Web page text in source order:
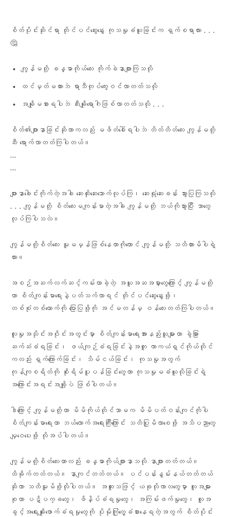
စိတ်ပိုင်းဆိုင်ရာ တိုင်ပင်ဆွေးနွေး ကုသမှုခံယူခြင်းက ရှက်စရာလား . . .
🤔
ကျွန်မတို့ ခန္ဓာကိုယ်လေး ကိုက်ခဲနာဖျားကြသလို
ထင်မှတ်မထားဘဲ ရာသီတုပ်‌ကွေးဝင်လာတတ်သလို
အချိုမစားရပါဘဲ ဆီးချိုရောဂါဖြစ်လာတတ်သလို . . .
စိတ်၏ဖျားနာခြင်းဆိုတာကလည်း မဖိတ်ခေါ်ရပါဘဲ တိတ်တိတ်လေး ကျွန်မတို့
ဆီ ရောက်လာတတ်ကြပါတယ်။
…
…
ဖျားနာခေါင်းကိုက်တဲ့အခါ ဆေးထိုးဆေးသောက်လုပ်ကြ၊ ဆေးရုံဆေးခန်း သွားပြကြသလို
. . . ကျွန်မတို့ စိတ်လေးမကျန်းမာတဲ့အခါ ကျွန်မတို့ ဘယ်ကိုသွားပြီး ဘာတွေ
လုပ်ကြပါသလဲ။
ကျွန်မတို့စိတ်လေး မူမမှန်ဖြစ်နေတာ‌ကိုတောင် ကျွန်မတို့ သတိထားမိပါရဲ့
လား။
အစဉ်အဆက်လက်ဆင့်ကမ်းလာခဲ့တဲ့ အယူအဆအမှားတွေကြောင့် ကျွန်မတို့
ဟာ စိတ်ကျန်းမာရေးနဲ့ပတ်သက်လာရင် တိုင်ပင်ဆွေးနွေးဖို့၊
တစ်စုံတစ်ယောက်ကို ပြောပြဖို့ကို အင်မတန်မှ ဝန်လေးတတ်ကြပါတယ်။
လူမှုအသိုင်းအဝိုင်းအတွင်းမှာ စိတ်ကျန်းမာရေးအားနည်းသူများဟာ ခွဲခြား
ဆက်ဆံခံရခြင်း၊ ဖယ်ကျဉ်ခံရခြင်းနဲ့အတူ ကာကယံရှင်ကိုယ်တိုင်
ကလည်း ရှက်ကြောက်ခြင်း၊ သိမ်ငယ်ခြင်း၊ ကုသမှုအတွက်
ကုန်ကျစရိတ်ကို စိုးရိမ်ပူပန်ခြင်းတွေဟာ ကုသမှုမခံယူလိုခြင်းရဲ့
အကြောင်းအရင်းအချို့ပဲ ဖြစ်ပါတယ်။
ဒါကြောင့် ကျွန်မတို့ဟာ မိမိကိုယ်တိုင်သာမက မိမိပတ်ဝန်းကျင်ကိုပါ
စိတ်ကျန်းမာရေးဟာ ဘယ်လောက်အရေးကြီးကြောင်း သတိပြုမိလာစေဖို့ အသိပညာတွေ
မျှဝေပေးဖို့ လိုအပ်ပါတယ်။
ကျွန်မတို့စိတ်လေးဟာလည်း ခန္ဓာကိုယ်ဖျားနာသလို နာဖျားတတ်တယ်။
ထိခိုက်တတ်တယ်။ နာကျင်တတ်တယ်။ ပင်ပန်းနွမ်းနယ်တတ်တယ်
ဆိုတာ သတိမူမိဖို့လိုပါတယ်။ အထူးသဖြင့် ယခုလိုကာလတွေမှာ လူအများ
စုဟာ ပဋိပက္ခတွေ၊ ဖိနှိပ်ခံရမှုတွေ၊ အကြမ်းဖက်မှုတွေ၊ လူအ
ခွင့်အရေးချိုးဖောက်ခံရမှုတွေကို ပိုမိုကြုံတွေ့ခံစားနေရတဲ့အတွက် စိတ်ပိုင်း